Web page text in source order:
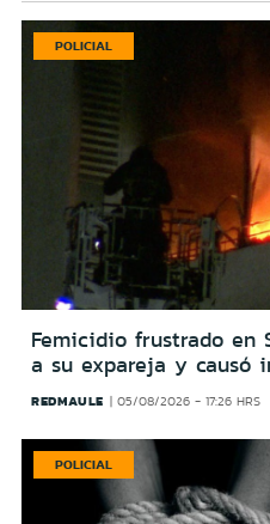
POLICIAL
Femicidio frustrado en
a su expareja y causó
REDMAULE 05/08/2026 - 17:26 HRS
POLICIAL